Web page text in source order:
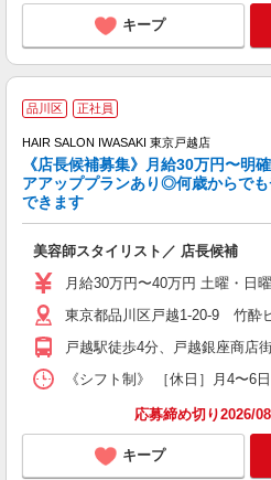
キープ
品川区 正社員
HAIR SALON IWASAKI 東京戸越店
《店長候補募集》月給30万円〜明
アアッププランあり◎何歳からで
できます
美容師スタイリスト／ 店長候補
月給30万円〜40万円 土曜・日
東京都品川区戸越1-20-9 竹酔
戸越駅徒歩4分、戸越銀座商店
《シフト制》 ［休日］月4〜
応募締め切り2026/
キープ